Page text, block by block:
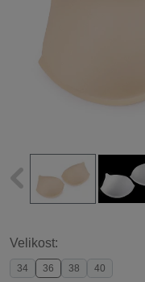
Velikost:
34 36 38 40